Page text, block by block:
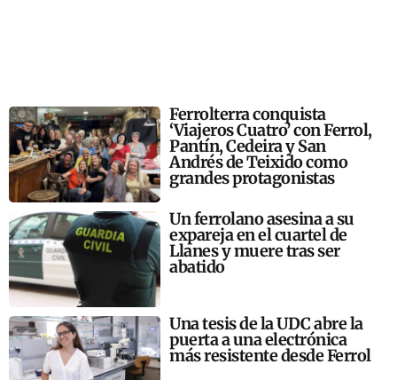
Ferrolterra conquista
‘Viajeros Cuatro’ con Ferrol,
Pantín, Cedeira y San
Andrés de Teixido como
grandes protagonistas
Un ferrolano asesina a su
expareja en el cuartel de
Llanes y muere tras ser
abatido
Una tesis de la UDC abre la
puerta a una electrónica
más resistente desde Ferrol